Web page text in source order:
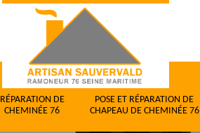
RÉPARATION DE
CHEMINÉE 76
POSE ET RÉPARATION DE
CHAPEAU DE CHEMINÉE 76